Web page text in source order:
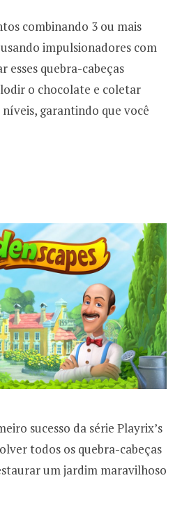
combinando 3 ou mais
impulsionadores com
esses quebra-cabeças
o chocolate e coletar
garantindo que você
sucesso da série Playrix’s
todos os quebra-cabeças
um jardim maravilhoso